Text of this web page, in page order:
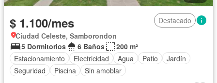
$ 1.100/mes
Destacado
Ciudad Celeste, Samborondon
5 Dormitorios
6 Baños
200 m²
Estacionamiento
Electricidad Agua Patio
Jardín
Seguridad
Piscina Sin amoblar